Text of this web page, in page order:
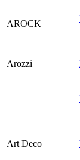
AROCK
Arozzi
Art Deco